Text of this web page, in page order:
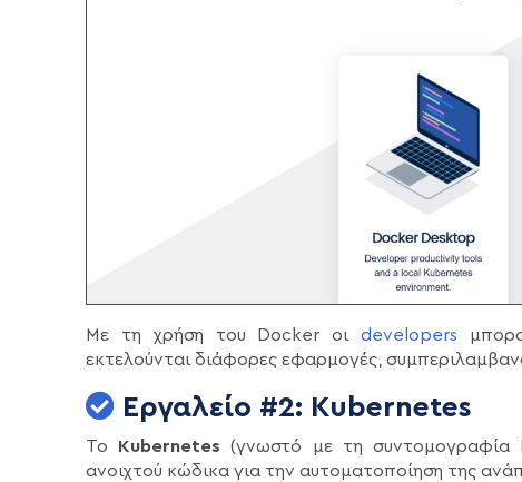
Με τη χρήση του Docker οιdevelopers
εκτελούνται διάφορες εφαρμογές,
Εργαλείο #2: Kubernetes
Το Kubernetes (γνωστό με τη συντομογραφία
ανοιχτού κώδικα για την αυτοματοποίηση της